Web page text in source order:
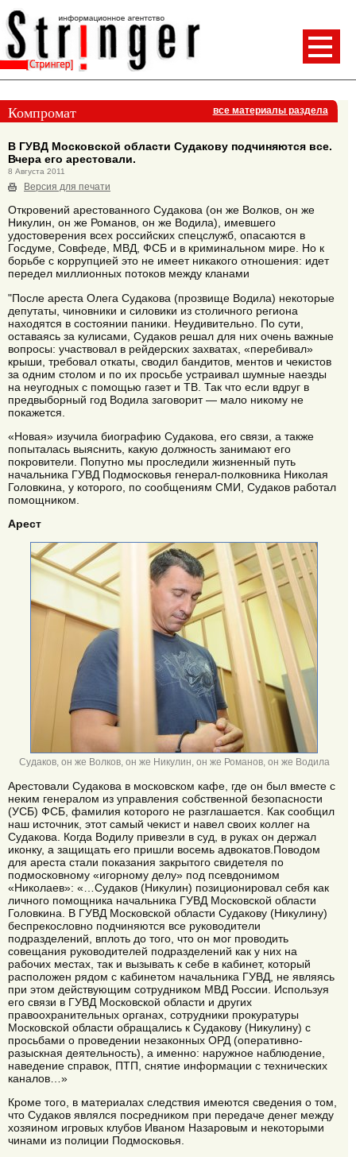
Компромат все материалы раздела
В ГУВД Московской области Судакову подчиняются все.
Вчера его арестовали.
8 Августа 2011
Версия для печати
Откровений арестованного Судакова (он же Волков, он же
Никулин, он же Романов, он же Водила), имевшего
удостоверения всех российских спецслужб, опасаются в
Госдуме, Совфеде, МВД, ФСБ и в криминальном мире. Но к
борьбе с коррупцией это не имеет никакого отношения: идет
передел миллионных потоков между кланами
"После ареста Олега Судакова (прозвище Водила) некоторые
депутаты, чиновники и силовики из столичного региона
находятся в состоянии паники. Неудивительно. По сути,
оставаясь за кулисами, Судаков решал для них очень важные
вопросы: участвовал в рейдерских захватах, «перебивал»
крыши, требовал откаты, сводил бандитов, ментов и чекистов
за одним столом и по их просьбе устраивал шумные наезды
на неугодных с помощью газет и ТВ. Так что если вдруг в
предвыборный год Водила заговорит — мало никому не
покажется.
«Новая» изучила биографию Судакова, его связи, а также
попыталась выяснить, какую должность занимают его
покровители. Попутно мы проследили жизненный путь
начальника ГУВД Подмосковья генерал-полковника Николая
Головкина, у которого, по сообщениям СМИ, Судаков работал
помощником.
Арест
Судаков, он же Волков, он же Никулин, он же Романов, он же Водила
Арестовали Судакова в московском кафе, где он был вместе с
неким генералом из управления собственной безопасности
(УСБ) ФСБ, фамилия которого не разглашается. Как сообщил
наш источник, этот самый чекист и навел своих коллег на
Судакова. Когда Водилу привезли в суд, в руках он держал
иконку, а защищать его пришли восемь адвокатов.Поводом
для ареста стали показания закрытого свидетеля по
подмосковному «игорному делу» под псевдонимом
«Николаев»: «…Судаков (Никулин) позиционировал себя как
личного помощника начальника ГУВД Московской области
Головкина. В ГУВД Московской области Судакову (Никулину)
беспрекословно подчиняются все руководители
подразделений, вплоть до того, что он мог проводить
совещания руководителей подразделений как у них на
рабочих местах, так и вызывать к себе в кабинет, который
расположен рядом с кабинетом начальника ГУВД, не являясь
при этом действующим сотрудником МВД России. Используя
его связи в ГУВД Московской области и других
правоохранительных органах, сотрудники прокуратуры
Московской области обращались к Судакову (Никулину) с
просьбами о проведении незаконных ОРД (оперативно-
разыскная деятельность), а именно: наружное наблюдение,
наведение справок, ПТП, снятие информации с технических
каналов…»
Кроме того, в материалах следствия имеются сведения о том,
что Судаков являлся посредником при передаче денег между
хозяином игровых клубов Иваном Назаровым и некоторыми
чинами из полиции Подмосковья.